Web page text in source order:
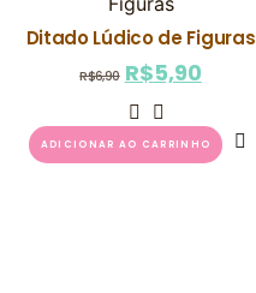
Ditado Lúdico de Figuras
R$6,90 R$5,90
ADICIONAR AO CARRINHO